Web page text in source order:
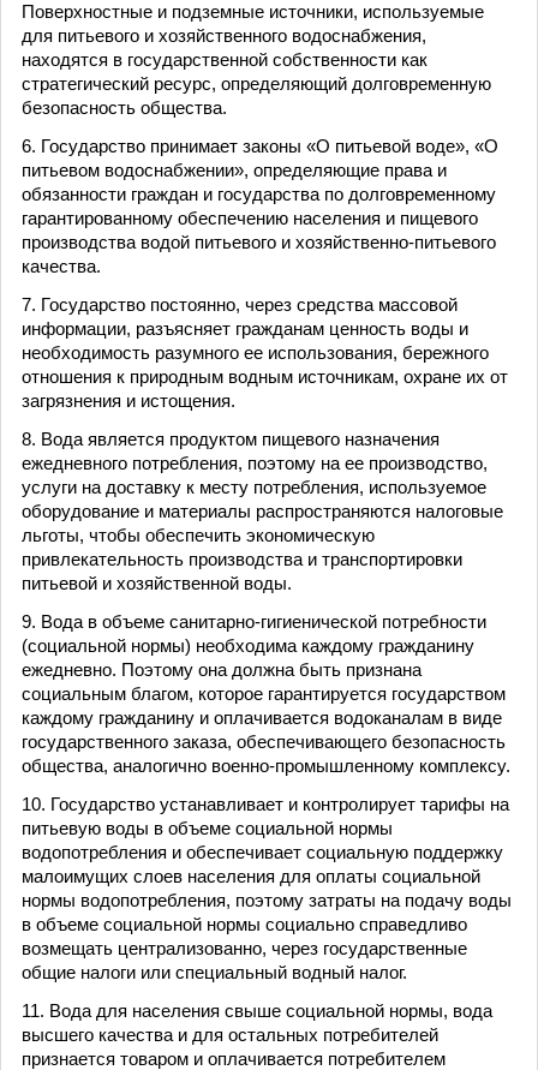
Поверхностные и подземные источники, используемые
для питьевого и хозяйственного водоснабжения,
находятся в государственной собственности как
стратегический ресурс, определяющий долговременную
безопасность общества.
6. Государство принимает законы «О питьевой воде», «О
питьевом водоснабжении», определяющие права и
обязанности граждан и государства по долговременному
гарантированному обеспечению населения и пищевого
производства водой питьевого и хозяйственно-питьевого
качества.
7. Государство постоянно, через средства массовой
информации, разъясняет гражданам ценность воды и
необходимость разумного ее использования, бережного
отношения к природным водным источникам, охране их от
загрязнения и истощения.
8. Вода является продуктом пищевого назначения
ежедневного потребления, поэтому на ее производство,
услуги на доставку к месту потребления, используемое
оборудование и материалы распространяются налоговые
льготы, чтобы обеспечить экономическую
привлекательность производства и транспортировки
питьевой и хозяйственной воды.
9. Вода в объеме санитарно-гигиенической потребности
(социальной нормы) необходима каждому гражданину
ежедневно. Поэтому она должна быть признана
социальным благом, которое гарантируется государством
каждому гражданину и оплачивается водоканалам в виде
государственного заказа, обеспечивающего безопасность
общества, аналогично военно-промышленному комплексу.
10. Государство устанавливает и контролирует тарифы на
питьевую воды в объеме социальной нормы
водопотребления и обеспечивает социальную поддержку
малоимущих слоев населения для оплаты социальной
нормы водопотребления, поэтому затраты на подачу воды
в объеме социальной нормы социально справедливо
возмещать централизованно, через государственные
общие налоги или специальный водный налог.
11. Вода для населения свыше социальной нормы, вода
высшего качества и для остальных потребителей
признается товаром и оплачивается потребителем